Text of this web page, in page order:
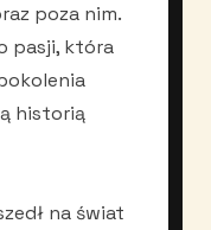
poza nim.
pasji, która
historią
na świat